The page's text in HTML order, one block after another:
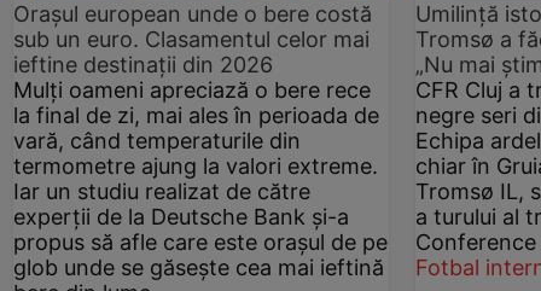
Orașul european unde o bere costă
sub un euro. Clasamentul celor mai
ieftine destinații din 2026
Mulți oameni apreciază o bere rece
la final de zi, mai ales în perioada de
vară, când temperaturile din
termometre ajung la valori extreme.
Iar un studiu realizat de către
experții de la Deutsche Bank și-a
propus să afle care este orașul de pe
glob unde se găsește cea mai ieftină
Umilință
Tromsø a
„Nu mai
CFR Cluj a
negre seri
Echipa
chiar în
Tromsø IL,
a turului al
Conference
Fotbal